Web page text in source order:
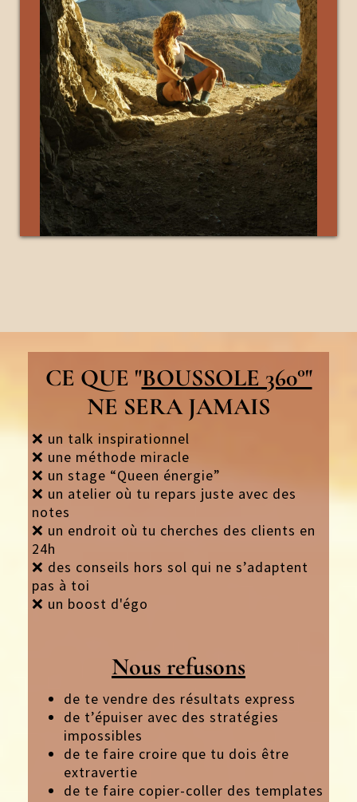
CE QUE "BOUSSOLE 360°"
NE SERA JAMAIS
❌ un talk inspirationnel
❌ une méthode miracle
❌ un stage “Queen énergie”
❌ un atelier où tu repars juste avec des
notes
❌ un endroit où tu cherches des clients en
24h
❌ des conseils hors sol qui ne s’adaptent
pas à toi
❌ un boost d'égo
Nous refusons
de te vendre des résultats express
de t’épuiser avec des stratégies
impossibles
de te faire croire que tu dois être
extravertie
de te faire copier-coller des templates